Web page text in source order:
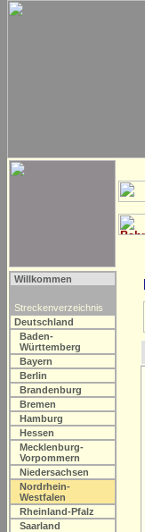
Willkommen
Streckenverzeichnis
Deutschland
Baden-
Württemberg
Bayern
Berlin
Brandenburg
Bremen
Hamburg
Hessen
Mecklenburg-
Vorpommern
Niedersachsen
Nordrhein-
Westfalen
Rheinland-Pfalz
Saarland